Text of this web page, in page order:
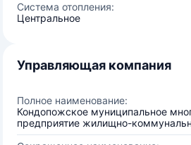
Система отопления:
Центральное
Управляющая компания
Полное наименование:
Кондопожское муниципальное
предприятие жилищно-